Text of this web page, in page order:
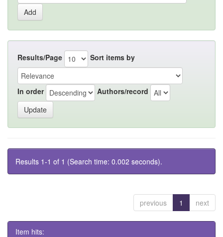
Results/Page Sort items by
In order Authors/record
Results 1-1 of 1 (Search time: 0.002 seconds).
previous 1 next
Item hits: